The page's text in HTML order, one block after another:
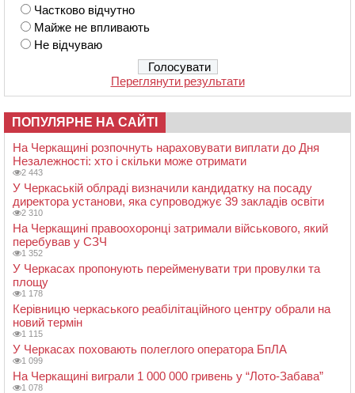
Частково відчутно
Майже не впливають
Не відчуваю
Переглянути результати
ПОПУЛЯРНЕ НА САЙТІ
На Черкащині розпочнуть нараховувати виплати до Дня
Незалежності: хто і скільки може отримати
2 443
У Черкаській облраді визначили кандидатку на посаду
директора установи, яка супроводжує 39 закладів освіти
2 310
На Черкащині правоохоронці затримали військового, який
перебував у СЗЧ
1 352
У Черкасах пропонують перейменувати три провулки та
площу
1 178
Керівницю черкаського реабілітаційного центру обрали на
новий термін
1 115
У Черкасах поховають полеглого оператора БпЛА
1 099
На Черкащині виграли 1 000 000 гривень у “Лото-Забава”
1 078